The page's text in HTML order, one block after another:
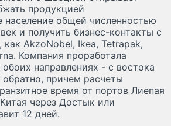
продукцией
население общей численностью
и получить бизнес-контакты с
как AkzoNobel, Ikea, Tetrapak,
Компания проработала
обоих направлениях - с востока
причем расчеты
время от портов Лиепая
через Достык или
12 дней.